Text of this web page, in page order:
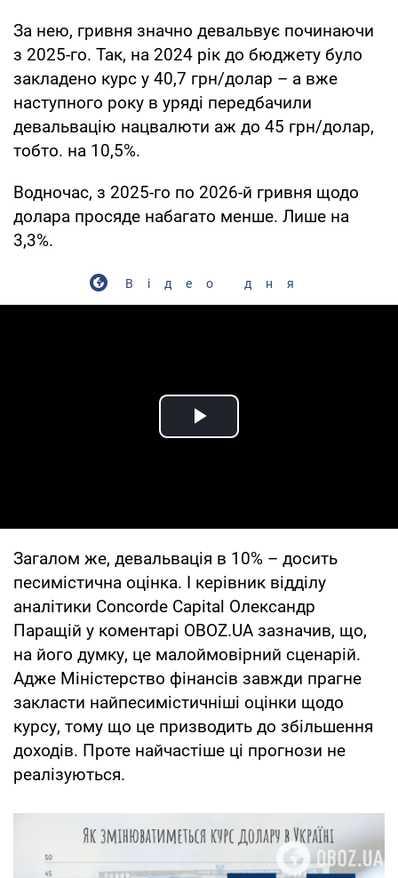
За нею, гривня значно девальвує починаючи
з 2025-го. Так, на 2024 рік до бюджету було
закладено курс у 40,7 грн/долар – а вже
наступного року в уряді передбачили
девальвацію нацвалюти аж до 45 грн/долар,
тобто. на 10,5%.
Водночас, з 2025-го по 2026-й гривня щодо
долара просяде набагато менше. Лише на
3,3%.
Відео дня
Play Video
Загалом же, девальвація в 10% – досить
песимістична оцінка. І керівник відділу
аналітики Concorde Capital Олександр
Паращій у коментарі OBOZ.UA зазначив, що,
на його думку, це малоймовірний сценарій.
Адже Міністерство фінансів завжди прагне
закласти найпесимістичніші оцінки щодо
курсу, тому що це призводить до збільшення
доходів. Проте найчастіше ці прогнози не
реалізуються.